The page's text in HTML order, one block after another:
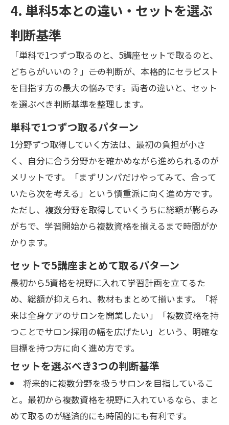
4. 単科5本との違い・セットを選ぶ
判断基準
「単科で1つずつ取るのと、5講座セットで取るのと、
どちらがいいの？」――この判断が、本格的にセラピスト
を目指す方の最大の悩みです。両者の違いと、セット
を選ぶべき判断基準を整理します。
単科で1つずつ取るパターン
1分野ずつ取得していく方法は、最初の負担が小さ
く、自分に合う分野かを確かめながら進められるのが
メリットです。「まずリンパだけやってみて、合って
いたら次を考える」という慎重派に向く進め方です。
ただし、複数分野を取得していくうちに総額が膨らみ
がちで、学習開始から複数資格を揃えるまで時間がか
かります。
セットで5講座まとめて取るパターン
最初から5資格を視野に入れて学習計画を立てるた
め、総額が抑えられ、教材もまとめて揃います。「将
来は全身ケアのサロンを開業したい」「複数資格を持
つことでサロン採用の幅を広げたい」という、明確な
目標を持つ方に向く進め方です。
セットを選ぶべき3つの判断基準
将来的に複数分野を扱うサロンを目指しているこ
と。最初から複数資格を視野に入れているなら、まと
めて取るのが経済的にも時間的にも有利です。